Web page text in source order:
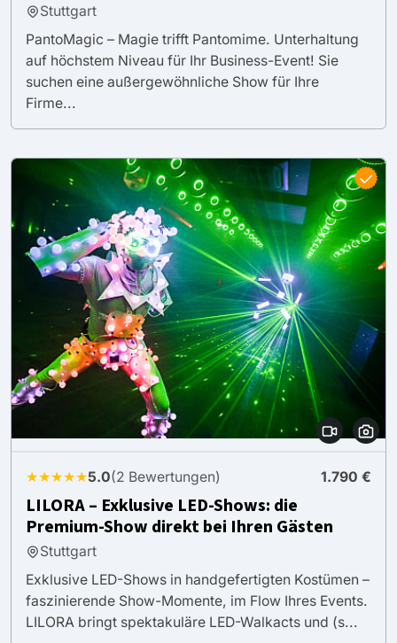
Stuttgart
PantoMagic – Magie trifft Pantomime. Unterhaltung
auf höchstem Niveau für Ihr Business-Event! Sie
suchen eine außergewöhnliche Show für Ihre
Firme...
★★★★★5.0(2 Bewertungen) 1.790 €
LILORA – Exklusive LED-Shows: die
Premium-Show direkt bei Ihren Gästen
Stuttgart
Exklusive LED-Shows in handgefertigten Kostümen –
faszinierende Show-Momente, im Flow Ihres Events.
LILORA bringt spektakuläre LED-Walkacts und (s...